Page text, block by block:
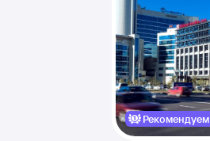
Рекомендуем